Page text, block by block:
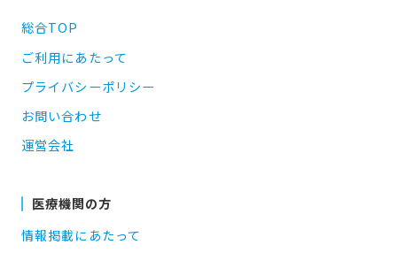
総合TOP
ご利用にあたって
プライバシーポリシー
お問い合わせ
運営会社
医療機関の方
情報掲載にあたって